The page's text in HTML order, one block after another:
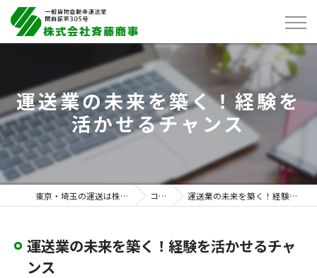
運送業の未来を築く！経験を
活かせるチャンス
東京・埼玉の運送は株式会社斉藤商事 コラム 運送業の未来を築く！経験を活かせるチャンス
運送業の未来を築く！経験を活かせるチャ
ンス